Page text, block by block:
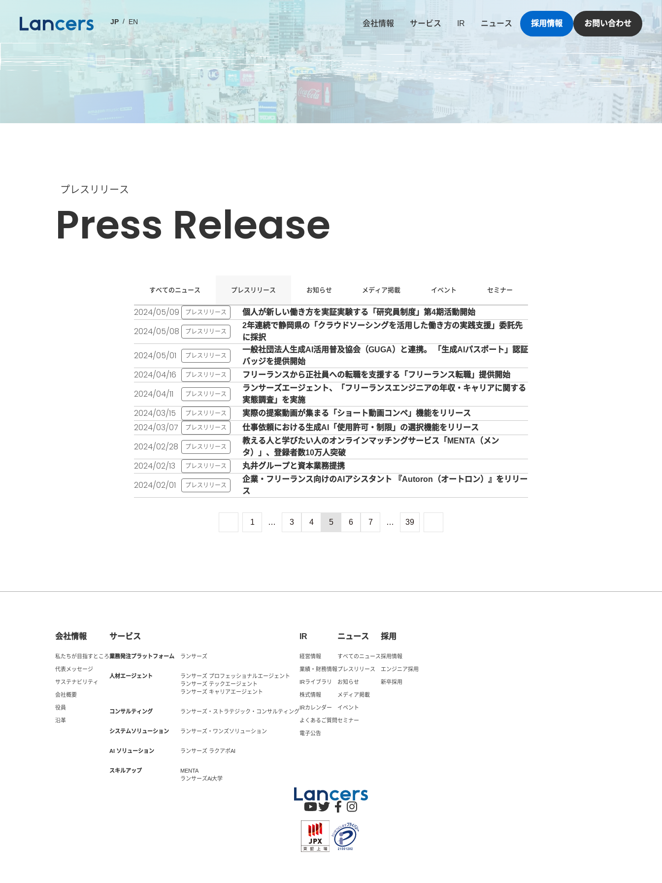
JP EN 会社情報 サービス IR ニュース 採用情報 お問い合わせ
プレスリリース
Press Release
すべてのニュース プレスリリース お知らせ メディア掲載 イベント セミナー
2024/05/09 プレスリリース 個人が新しい働き方を実証実験する「研究員制度」第4期活動開始
2024/05/08 プレスリリース
2年連続で静岡県の「クラウドソーシングを活用した働き方の実践支援」委託先
に採択
2024/05/01 プレスリリース
一般社団法人生成AI活用普及協会（GUGA）と連携。 「生成AIパスポート」認証
バッジを提供開始
2024/04/16 プレスリリース フリーランスから正社員への転職を支援する「フリーランス転職」提供開始
2024/04/11 プレスリリース
ランサーズエージェント、「フリーランスエンジニアの年収・キャリアに関する
実態調査」を実施
2024/03/15 プレスリリース 実際の提案動画が集まる「ショート動画コンペ」機能をリリース
2024/03/07 プレスリリース 仕事依頼における生成AI「使用許可・制限」の選択機能をリリース
2024/02/28 プレスリリース
教える人と学びたい人のオンラインマッチングサービス「MENTA（メン
タ）」、登録者数10万人突破
2024/02/13 プレスリリース 丸井グループと資本業務提携
2024/02/01 プレスリリース
企業・フリーランス向けのAIアシスタント 『Autoron（オートロン）』をリリー
ス
1 … 3 4 5 6 7 … 39
会社情報
私たちが目指すところ
代表メッセージ
サステナビリティ
会社概要
役員
沿革
サービス
業務発注プラットフォーム ランサーズ
人材エージェント
ランサーズ プロフェッショナルエージェント
ランサーズ テックエージェント
ランサーズ キャリアエージェント
コンサルティング ランサーズ・ストラテジック・コンサルティング
システムソリューション ランサーズ・ワンズソリューション
AI ソリューション ランサーズ ラクアポAI
スキルアップ
MENTA
ランサーズAi大学
IR
経営情報
業績・財務情報
IRライブラリ
株式情報
IRカレンダー
よくあるご質問
電子公告
ニュース
すべてのニュース
プレスリリース
お知らせ
メディア掲載
イベント
セミナー
採用
採用情報
エンジニア採用
新卒採用